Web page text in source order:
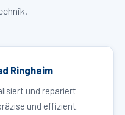
Ringheim
und repariert
und effizient.